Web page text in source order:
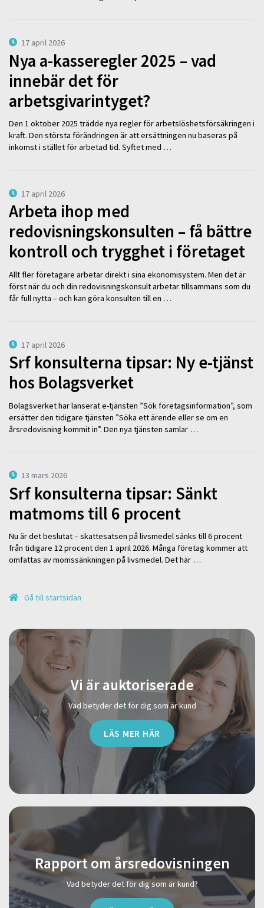
17 april 2026
Nya a-kasseregler 2025 – vad
innebär det för
arbetsgivarintyget?
Den 1 oktober 2025 trädde nya regler för arbetslöshetsförsäkringen i
kraft. Den största förändringen är att ersättningen nu baseras på
inkomst i stället för arbetad tid. Syftet med …
17 april 2026
Arbeta ihop med
redovisningskonsulten – få bättre
kontroll och trygghet i företaget
Allt fler företagare arbetar direkt i sina ekonomisystem. Men det är
först när du och din redovisningskonsult arbetar tillsammans som du
får full nytta – och kan göra konsulten till en …
17 april 2026
Srf konsulterna tipsar: Ny e-tjänst
hos Bolagsverket
Bolagsverket har lanserat e-tjänsten ”Sök företagsinformation”, som
ersätter den tidigare tjänsten ”Söka ett ärende eller se om en
årsredovisning kommit in”. Den nya tjänsten samlar …
13 mars 2026
Srf konsulterna tipsar: Sänkt
matmoms till 6 procent
Nu är det beslutat – skattesatsen på livsmedel sänks till 6 procent
från tidigare 12 procent den 1 april 2026. Många företag kommer att
omfattas av momssänkningen på livsmedel. Det här …
Gå till startsidan
Vi är auktoriserade
Vad betyder det för dig som är kund
LÄS MER HÄR
Rapport om årsredovisningen
Vad betyder det för dig som är kund?